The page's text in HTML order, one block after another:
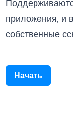
приложения, и
собственные
Начать